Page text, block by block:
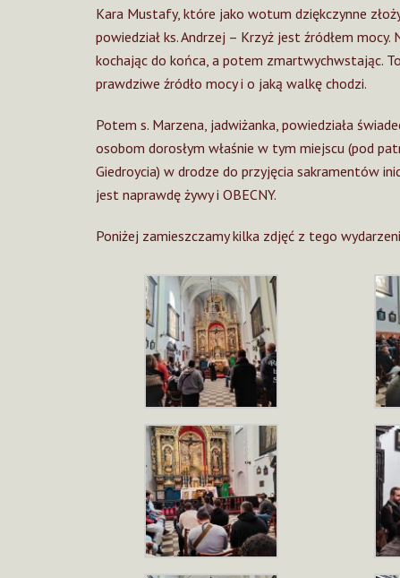
Kara Mustafy, które jako wotum dziękczynne
powiedział ks. Andrzej – Krzyż jest źródłem
kochając do końca, a potem zmartwychwstając.
prawdziwe źródło mocy i o jaką walkę chodzi.
Potem s. Marzena, jadwiżanka, powiedziała
osobom dorosłym właśnie w tym miejscu (pod
Giedroycia) w drodze do przyjęcia sakramentów
jest naprawdę żywy i OBECNY.
Poniżej zamieszczamy kilka zdjęć z tego